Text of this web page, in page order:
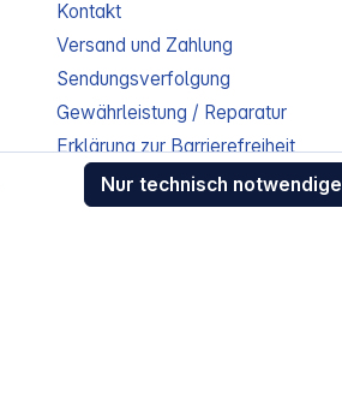
Kontakt
Versand und Zahlung
Sendungsverfolgung
Gewährleistung / Reparatur
Erklärung zur Barrierefreiheit
Download-Center
Jobs
Nur technisch notwendige